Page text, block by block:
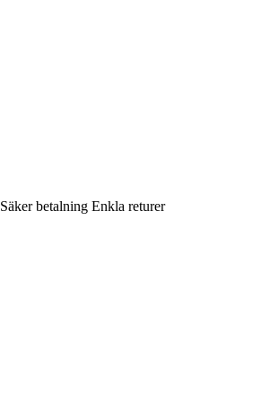
Säker betalning Enkla returer